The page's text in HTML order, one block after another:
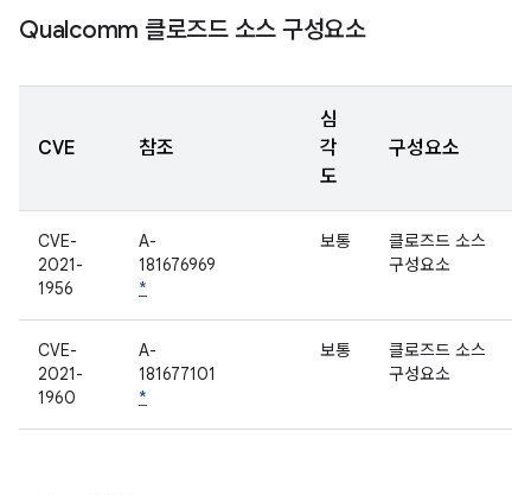
Qualcomm 클로즈드 소스 구성요소
CVE 참조
심
각
도
구성요소
CVE-
2021-
1956
A-
181676969
*
보통
클로즈드 소스
구성요소
CVE-
2021-
1960
A-
181677101
*
보통
클로즈드 소스
구성요소